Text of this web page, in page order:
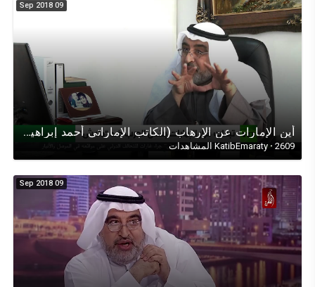
09 Sep 2018
أين اﻹمارات عن اﻹرهاب (الكاتب اﻹماراتي أحمد إبراهيم) في حوار تلفزيوني على قناة روسيا اليوم عن اﻹرهاب
KatibEmaraty · 2609 المشاهدات
09 Sep 2018